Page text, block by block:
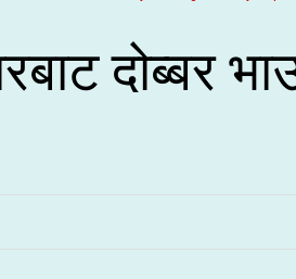
दोब्बर